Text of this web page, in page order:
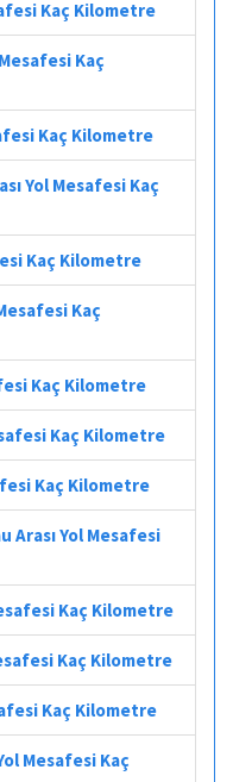
Kaç Kilometre
Kaç
Kaç Kilometre
Yol Mesafesi Kaç
Kaç Kilometre
Kaç
Kaç Kilometre
Kaç Kilometre
Kaç Kilometre
Arası Yol Mesafesi
Kaç Kilometre
Kaç Kilometre
Kaç Kilometre
Mesafesi Kaç